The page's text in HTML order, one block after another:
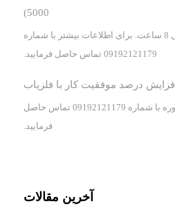
5000)
سلام حداقل 8 ساعت. برای اطلاعات بیشتر با شماره
09192121179 تماس حاصل فرمایید.
افزایش درصد موفقیت کار با فلزیاب
سلام بله برای مشاوره با شماره 09192121179 تماس حاصل
فرمایید.
آخرین مقالات